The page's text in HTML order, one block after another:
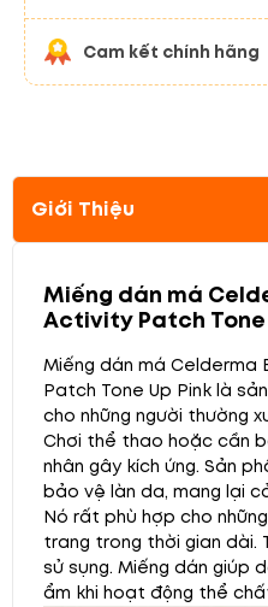
Cam kết chính hãng
Giới Thiệu
Miếng dán má
Activity Patch Tone
Miếng dán má Celderma
Patch Tone Up Pink là
cho những người thường
Chơi thể thao hoặc cần
nhân gây kích ứng. Sản
bảo vệ làn da, mang lại
Nó rất phù hợp cho
trang trong thời gian dài.
sử sụng. Miếng dán giúp
ẩm khi hoạt động thể